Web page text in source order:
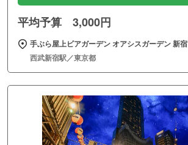
平均予算 3,000円
手ぶら屋上ビアガーデン オアシスガーデン 新宿
西武新宿駅／東京都